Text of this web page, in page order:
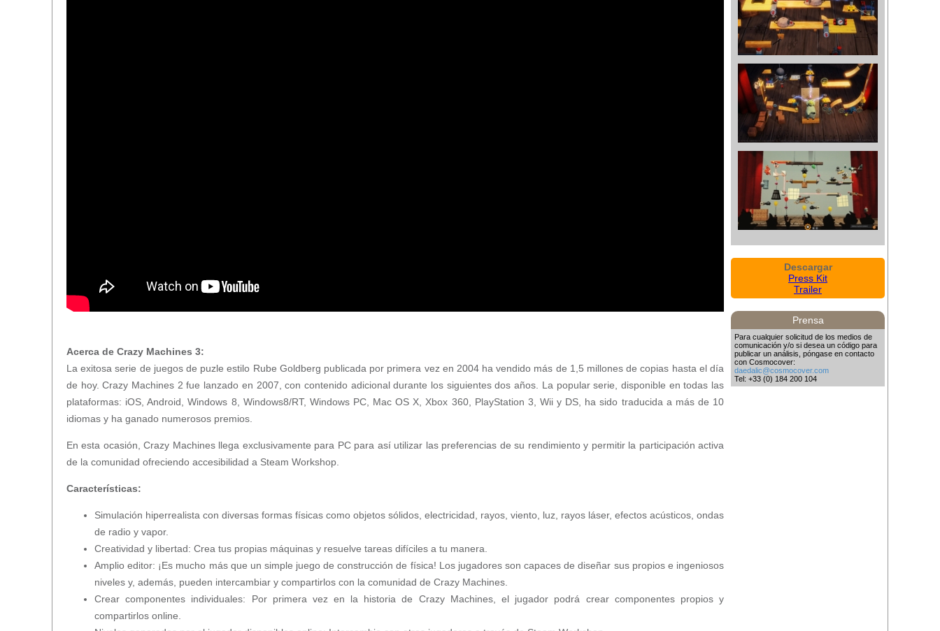
Acerca de Crazy Machines 3:
La exitosa serie de juegos de puzle estilo Rube Goldberg publicada por primera vez en 2004 ha vendido más de 1,5 millones de copias hasta el día
de hoy. Crazy Machines 2 fue lanzado en 2007, con contenido adicional durante los siguientes dos años. La popular serie, disponible en todas las
plataformas: iOS, Android, Windows 8, Windows8/RT, Windows PC, Mac OS X, Xbox 360, PlayStation 3, Wii y DS, ha sido traducida a más de 10
idiomas y ha ganado numerosos premios.
En esta ocasión, Crazy Machines llega exclusivamente para PC para así utilizar las preferencias de su rendimiento y permitir la participación activa
de la comunidad ofreciendo accesibilidad a Steam Workshop.
Características:
Simulación hiperrealista con diversas formas físicas como objetos sólidos, electricidad, rayos, viento, luz, rayos láser, efectos acústicos, ondas
de radio y vapor.
Creatividad y libertad: Crea tus propias máquinas y resuelve tareas difíciles a tu manera.
Amplio editor: ¡Es mucho más que un simple juego de construcción de física! Los jugadores son capaces de diseñar sus propios e ingeniosos
niveles y, además, pueden intercambiar y compartirlos con la comunidad de Crazy Machines.
Crear componentes individuales: Por primera vez en la historia de Crazy Machines, el jugador podrá crear componentes propios y
compartirlos online.
Descargar
Press Kit
Trailer
Prensa
Para cualquier solicitud de los medios de
comunicación y/o si desea un código para
publicar un análisis, póngase en contacto
con Cosmocover:
daedalic@cosmocover.com
Tel: +33 (0) 184 200 104